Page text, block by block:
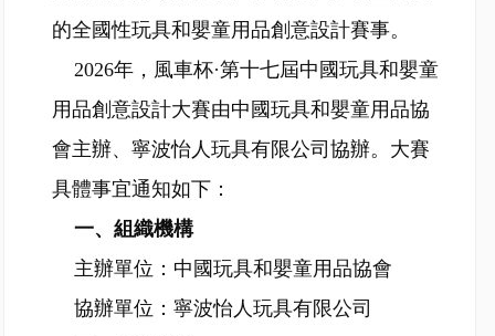
的全國性玩具和嬰童用品創意設計賽事。
2026年，風車杯·第十七屆中國玩具和嬰童
用品創意設計大賽由中國玩具和嬰童用品協
會主辦、寧波怡人玩具有限公司協辦。大賽
具體事宜通知如下：
一、組織機構
主辦單位：中國玩具和嬰童用品協會
協辦單位：寧波怡人玩具有限公司